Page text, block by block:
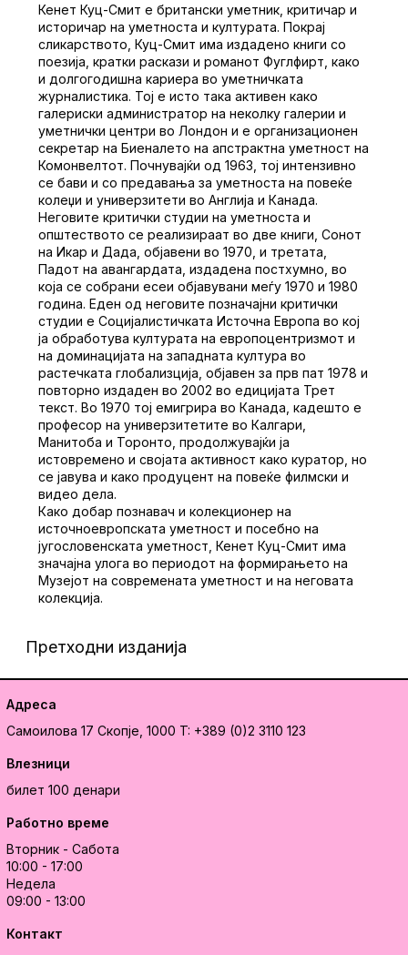
Кенет Куц-Смит е британски уметник, критичар и
историчар на уметноста и културата. Покрај
сликарството, Куц-Смит има издадено книги со
поезија, кратки раскази и романот Фуглфирт, како
и долгогодишна кариера во уметничката
журналистика. Тој е исто така активен како
галериски администратор на неколку галерии и
уметнички центри во Лондон и е организационен
секретар на Биеналето на апстрактна уметност на
Комонвелтот. Почнувајќи од 1963, тој интензивно
се бави и со предавања за уметноста на повеќе
колеџи и универзитети во Англија и Канада.
Неговите критички студии на уметноста и
општеството се реализираат во две книги, Сонот
на Икар и Дада, објавени во 1970, и третата,
Падот на авангардата, издадена постхумно, во
која се собрани есеи објавувани меѓу 1970 и 1980
година. Еден од неговите позначајни критички
студии е Социјалистичката Источна Европа во кој
ја обработува културата на европоцентризмот и
на доминацијата на западната култура во
растечката глобализција, објавен за прв пат 1978 и
повторно издаден во 2002 во едицијата Трет
текст. Во 1970 тој емигрира во Канада, кадешто е
професор на универзитетите во Калгари,
Манитоба и Торонто, продолжувајќи ја
истовремено и својата активност како куратор, но
се јавува и како продуцент на повеќе филмски и
видео дела.
Како добар познавач и колекционер на
источноевропската уметност и посебно на
југословенската уметност, Кенет Куц-Смит има
значајна улога во периодот на формирањето на
Музејот на современата уметност и на неговата
колекција.
Претходни изданија
Адреса
Самоилова 17 Скопје, 1000 T: +389 (0)2 3110 123
Влезници
билет 100 денари
Работно време
Вторник - Сабота
10:00 - 17:00
Недела
09:00 - 13:00
Контакт